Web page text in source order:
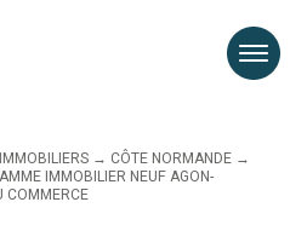
→ CÔTE NORMANDE →
IMMOBILIER NEUF AGON-
COMMERCE